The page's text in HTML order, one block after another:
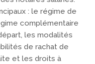
: le régime de
complémentaire
les modalités
de rachat de
et les droits à